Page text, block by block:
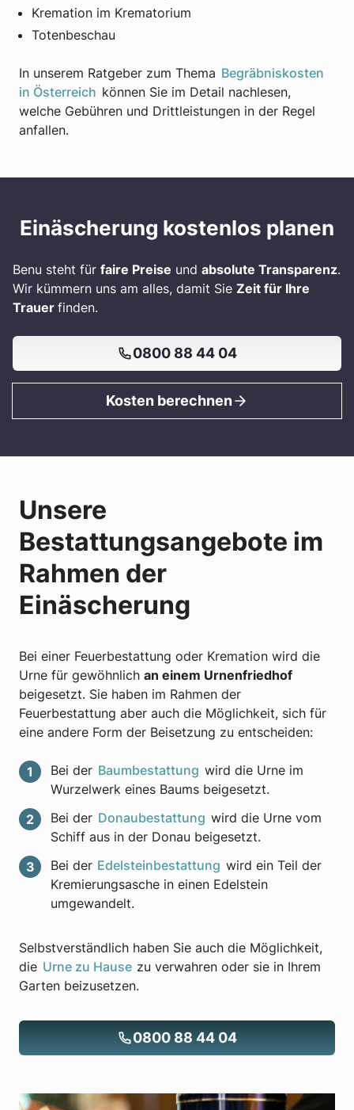
Kremation im Krematorium
Totenbeschau
In unserem Ratgeber zum Thema Begräbniskosten
in Österreich können Sie im Detail nachlesen,
welche Gebühren und Drittleistungen in der Regel
anfallen.
Einäscherung kostenlos planen
Benu steht für faire Preise und absolute Transparenz.
Wir kümmern uns am alles, damit Sie Zeit für Ihre
Trauer finden.
0800 88 44 04
Kosten berechnen
Unsere
Bestattungsangebote im
Rahmen der
Einäscherung
Bei einer Feuerbestattung oder Kremation wird die
Urne für gewöhnlich an einem Urnenfriedhof
beigesetzt. Sie haben im Rahmen der
Feuerbestattung aber auch die Möglichkeit, sich für
eine andere Form der Beisetzung zu entscheiden:
Bei der Baumbestattung wird die Urne im
Wurzelwerk eines Baums beigesetzt.
Bei der Donaubestattung wird die Urne vom
Schiff aus in der Donau beigesetzt.
Bei der Edelsteinbestattung wird ein Teil der
Kremierungsasche in einen Edelstein
umgewandelt.
Selbstverständlich haben Sie auch die Möglichkeit,
die Urne zu Hause zu verwahren oder sie in Ihrem
Garten beizusetzen.
0800 88 44 04